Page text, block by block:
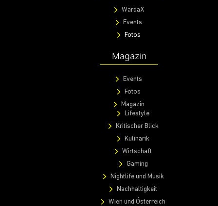
WardaX
Events
Fotos
Magazin
Events
Fotos
Magazin
Lifestyle
Kritischer Blick
Kulinarik
Wirtschaft
Gaming
Nightlife und Musik
Nachhaltigkeit
Wien und Österreich